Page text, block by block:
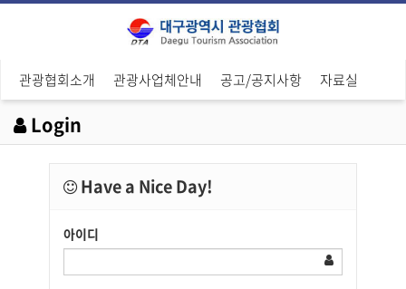
관광협회소개 관광사업체안내 공고/공지사항 자료실
Login
Have a Nice Day!
아이디